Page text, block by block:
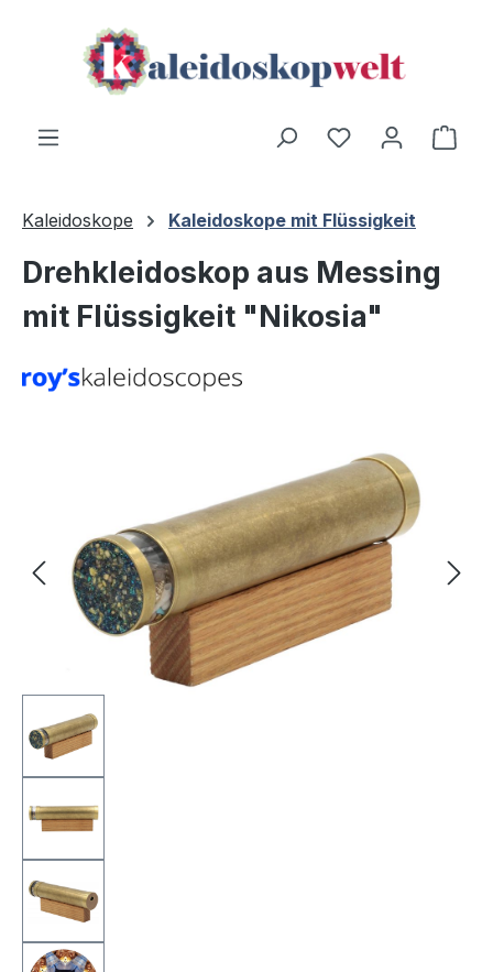
Zum Hauptinhalt springen
Kaleidoskope Kaleidoskope mit Flüssigkeit
Drehkleidoskop aus Messing
mit Flüssigkeit "Nikosia"